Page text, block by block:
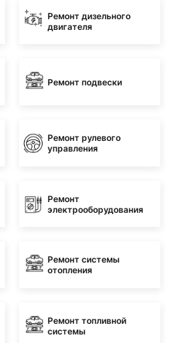
Ремонт дизельного
двигателя
Ремонт подвески
Ремонт рулевого
управления
Ремонт
электрооборудования
Ремонт системы
отопления
Ремонт топливной
системы